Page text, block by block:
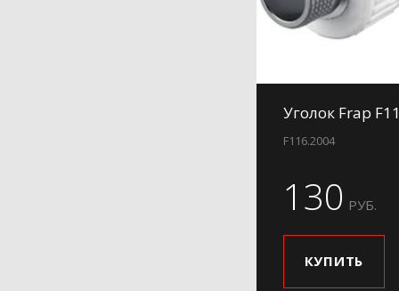
Уголок Frap
F116.2004
130 РУБ.
КУПИТЬ